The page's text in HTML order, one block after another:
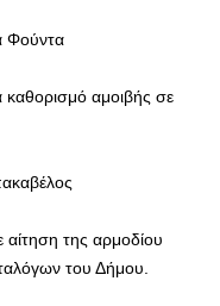
Φούντα
αμοιβής σε
της αρμοδίου
του Δήμου.